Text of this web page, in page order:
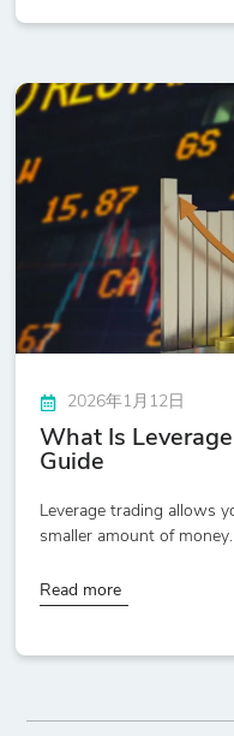
2026年1月12日
What Is
Guide
Leverage trading allows
smaller amount of
Read more